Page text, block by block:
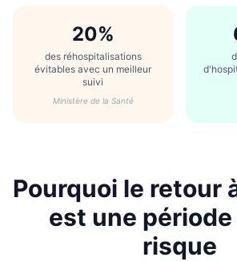
20%
des réhospitalisations
évitables avec un meilleur
suivi
Ministère de la Santé
Pourquoi le retour
est une période
risque